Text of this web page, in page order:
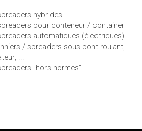
hybrides
pour conteneur / container
automatiques (électriques)
/ spreaders sous pont roulant,
...
"hors normes"